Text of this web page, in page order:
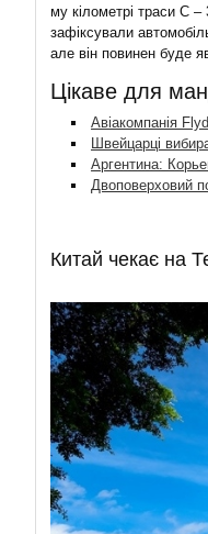
му кілометрі траси C –
зафіксували
але він повинен буде
Цікаве для
Авіакомпанія
Швейцарці
Аргентина:
Двоповерховий
Китай чекає на